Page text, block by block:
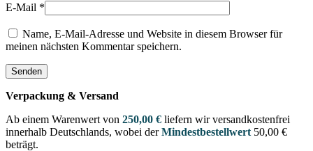
E-Mail *
Name, E-Mail-Adresse und Website in diesem Browser für
meinen nächsten Kommentar speichern.
Verpackung & Versand
Ab einem Warenwert von 250,00 € liefern wir versandkostenfrei
innerhalb Deutschlands, wobei derMindestbestellwert 50,00 €
beträgt.